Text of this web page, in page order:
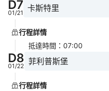
D7
01/21 卡斯特里
行程詳情
抵達時間 ： 07:00
D8
01/22 菲利普斯堡
行程詳情